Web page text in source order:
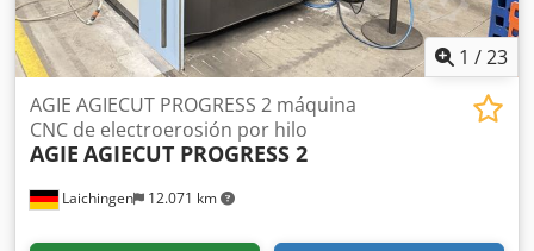
1 /23
Laichingen 12.071 km
AGIE AGIECUT PROGRESS 2 máquina
CNC de electroerosión por hilo
AGIE AGIECUT PROGRESS 2